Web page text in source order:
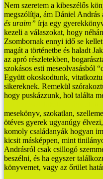
Nem szeretem a kibeszélős
megszólítja, ám Dániel András
és uraim” írja egy
kezeli a válaszokat, hogy
Zsombornak ennyi idő se
magát a történetbe és haladt
az apró részletekben,
szokásos esti meseolvasásból
Együtt okoskodtunk,
sikereknek. Remekül
hogy puskázzunk, hol találta
mesekönyv, szokatlan,
ötéves gyerek ugyanúgy
komoly családanyák hogyan
kicsit másképpen, mint
Andrásról csak csillogó
beszélni, és ha egyszer
könyvemet, vagy az őrület